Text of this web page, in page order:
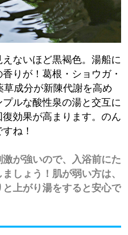
ないほど黒褐色。湯船に
りが！葛根・ショウガ・
草成分が新陳代謝を高め
ルな酸性泉の湯と交互に
復効果が高まります。のん
ね！
が強いので、入浴前にた
しょう！肌が弱い方は、
上がり湯をすると安心で